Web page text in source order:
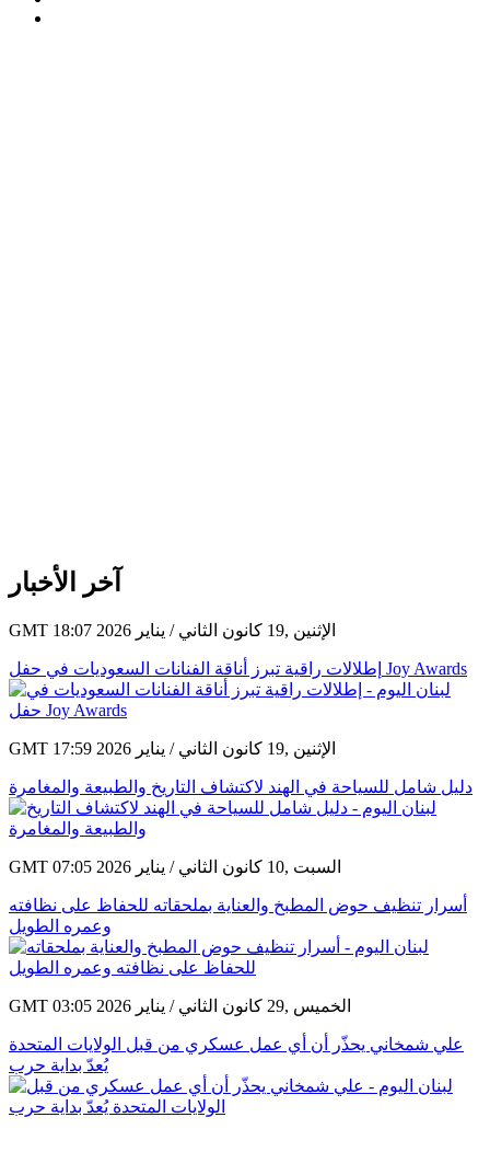
آخر الأخبار
GMT 18:07 2026 الإثنين ,19 كانون الثاني / يناير
إطلالات راقية تبرز أناقة الفنانات السعوديات في حفل Joy Awards
GMT 17:59 2026 الإثنين ,19 كانون الثاني / يناير
دليل شامل للسياحة في الهند لاكتشاف التاريخ والطبيعة والمغامرة
GMT 07:05 2026 السبت ,10 كانون الثاني / يناير
أسرار تنظيف حوض المطبخ والعناية بملحقاته للحفاظ على نظافته
وعمره الطويل
GMT 03:05 2026 الخميس ,29 كانون الثاني / يناير
علي شمخاني يحذّر أن أي عمل عسكري من قبل الولايات المتحدة
يُعدّ بداية حرب